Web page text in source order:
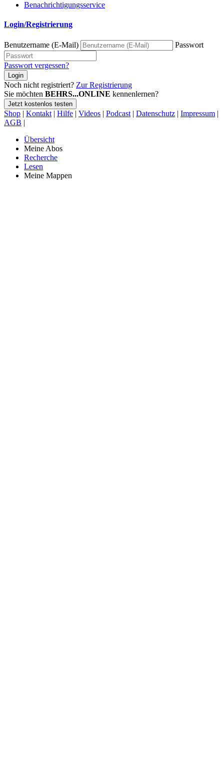
Benachrichtigungsservice
Login/Registrierung
Benutzername (E-Mail) Passwort
Passwort vergessen?
Login
Noch nicht registriert? Zur Registrierung
Sie möchten BEHRS...ONLINE kennenlernen?
Jetzt kostenlos testen
Shop | Kontakt | Hilfe | Videos | Podcast | Datenschutz | Impressum |
AGB |
Übersicht
Meine Abos
Recherche
Lesen
Meine Mappen